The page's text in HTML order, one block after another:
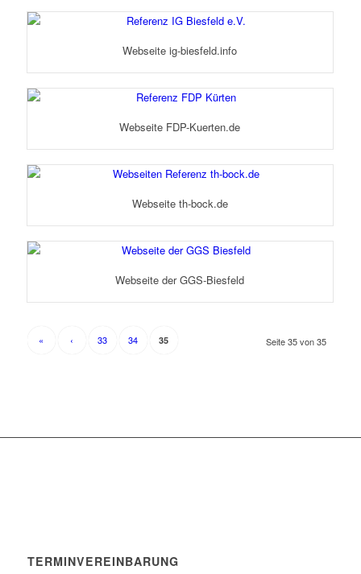
Webseite ig-biesfeld.info
Webseite FDP-Kuerten.de
Webseite th-bock.de
Webseite der GGS-Biesfeld
Seite 35 von 35
« ‹ 33 34 35
TERMINVEREINBARUNG